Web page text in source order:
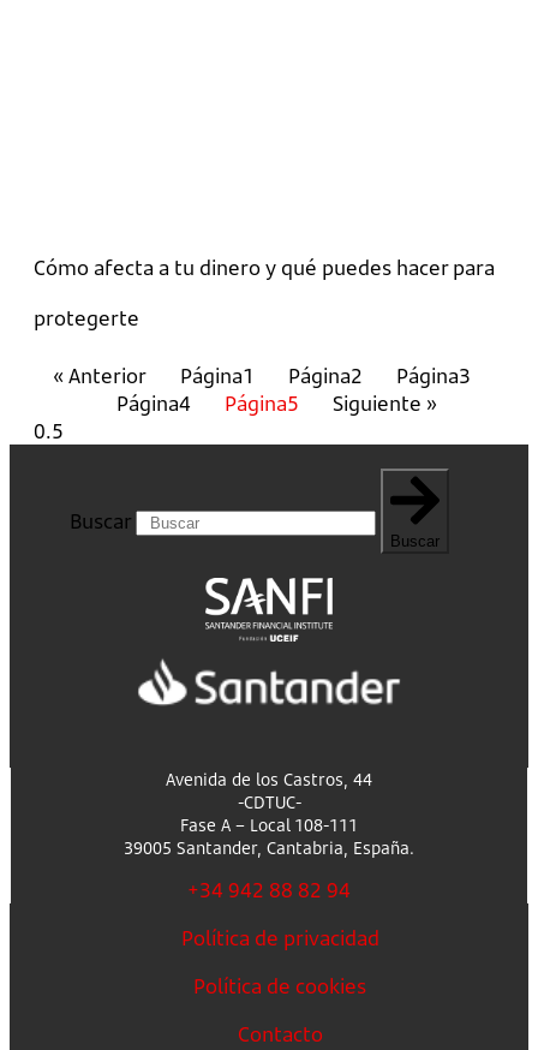
Cómo afecta a tu dinero y qué puedes hacer para
protegerte
« Anterior Página1 Página2 Página3
Página4 Página5 Siguiente »
Buscar
Buscar
Avenida de los Castros, 44
-CDTUC-
Fase A – Local 108-111
39005 Santander, Cantabria, España.
+34 942 88 82 94
Política de privacidad
Política de cookies
Contacto